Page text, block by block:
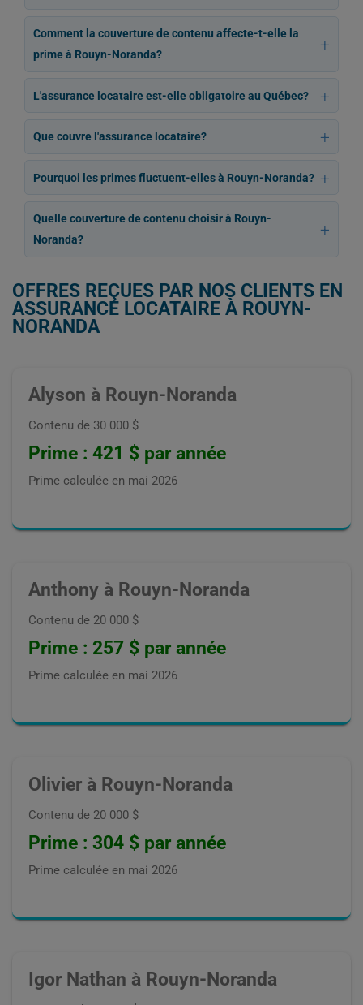
Comment la couverture de contenu affecte-t-elle la
prime à Rouyn-Noranda?
L'assurance locataire est-elle obligatoire au Québec?
Que couvre l'assurance locataire?
Pourquoi les primes fluctuent-elles à Rouyn-Noranda?
Quelle couverture de contenu choisir à Rouyn-
Noranda?
OFFRES REÇUES PAR NOS CLIENTS EN
ASSURANCE LOCATAIRE À ROUYN-
NORANDA
Alyson à Rouyn-Noranda
Contenu de 30 000 $
Prime : 421 $ par année
Prime calculée en mai 2026
Anthony à Rouyn-Noranda
Contenu de 20 000 $
Prime : 257 $ par année
Prime calculée en mai 2026
Olivier à Rouyn-Noranda
Contenu de 20 000 $
Prime : 304 $ par année
Prime calculée en mai 2026
Igor Nathan à Rouyn-Noranda